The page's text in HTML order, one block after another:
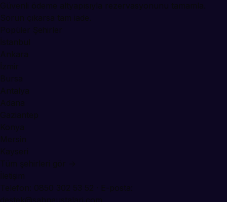
Güvenli ödeme altyapısıyla rezervasyonunu tamamla.
Sorun çıkarsa tam iade.
Popüler Şehirler
İstanbul
Ankara
İzmir
Bursa
Antalya
Adana
Gaziantep
Konya
Mersin
Kayseri
Tüm şehirleri gör →
İletişim
Telefon:
0850 302 53 52 · E-posta:
destek@sahneustalari.com